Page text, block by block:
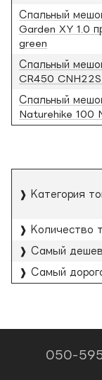
Спальный
Garden XY 1.0
green
Спальный
CR450
Спальный
Naturehike 100
❱ Категория
❱ Количество
❱ Самый
❱ Самый
050-